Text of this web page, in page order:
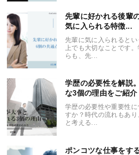
先輩に好かれる後輩
気に入られる特徴...
先輩に気に入られると
上でも大切なことです
らも、先...
学歴の必要性を解説
な3個の理由をご紹介
学歴の必要性や重要性
すか？時代の流れもあ
と考える...
ポンコツな仕事をす